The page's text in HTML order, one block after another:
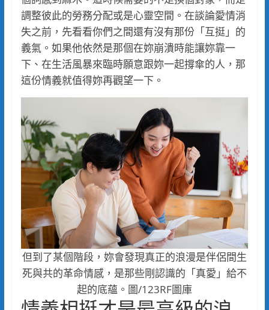
調整彼此的勞務分配或是心靈空間。在談論愛情消
失之前，先看看你們之間還有沒有那份「互挺」的
義氣。如果他依然是那個在妳崩潰時能讓妳靠一
下、在生活風暴來臨時願意跟妳一起撐傘的人，那
這份情義就值得妳再觀望一下。
但到了某個階段，妳會發現真正的浪漫是伴侶間生
死與共的革命情感，是那些剛認識的「真愛」給不
起的底蘊。圖/123RF圖庫